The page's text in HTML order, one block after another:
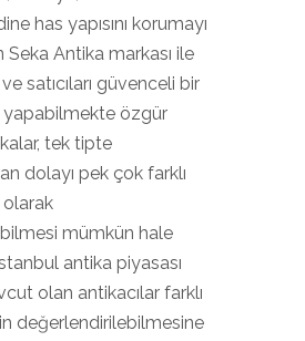
has yapısını korumayı
Seka Antika markası ile
ve satıcıları güvenceli bir
yapabilmekte özgür
tek tipte
dolayı pek çok farklı
mümkün hale
antika piyasası
olan antikacılar farklı
değerlendirilebilmesine